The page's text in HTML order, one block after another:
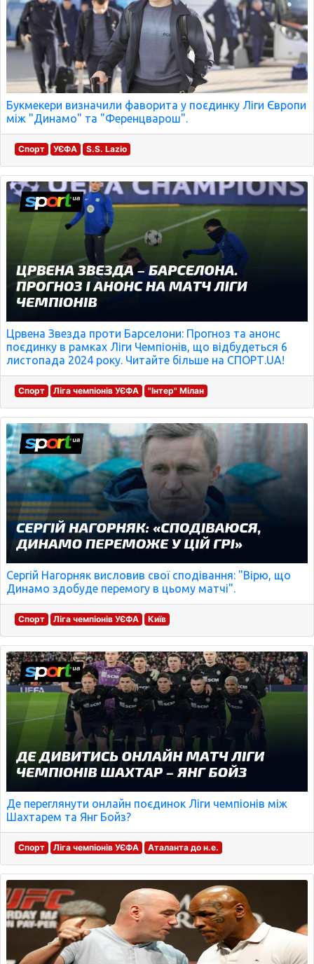
Букмекери визначили фаворита у поєдинку Ліги Європи
між "Динамо" та "Ференцварош".
Спорт УЄФА S.S. Lazio
Црвена Звезда проти Барселони: Прогноз та анонс
поєдинку в рамках Ліги Чемпіонів, що відбудеться 6
листопада 2024 року. Читайте більше на СПОРТ.UA!
Спорт Ліга чемпіонів УЄФА "Інтер" Мілан
Сергій Нагорняк висловив свої сподівання: "Вірю, що
Динамо здобуде перемогу в цьому матчі".
Спорт Ліга чемпіонів УЄФА Київ
Де переглянути онлайн поєдинок Ліги чемпіонів між
Шахтарем та Янг Бойз?
Спорт Ліга чемпіонів УЄФА Аталанта до н.е.